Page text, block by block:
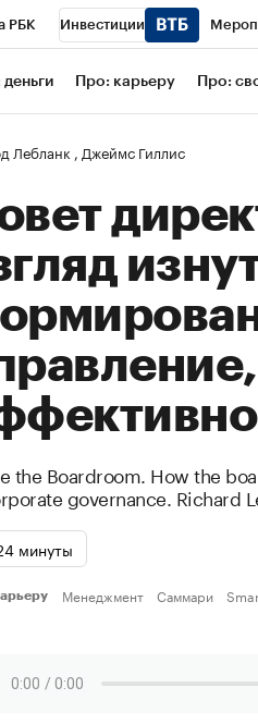
РБК Инвестиции
РБК РБК Образование
деньги Про: карьеру Про:
Лебланк Джеймс Гиллис
the Boardroom. How the
governance. Richard
минуты
Менеджмент Саммари